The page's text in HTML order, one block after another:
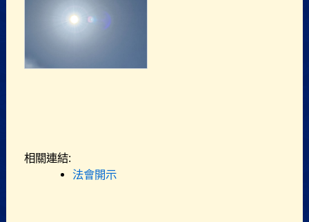
相關連結:
法會開示